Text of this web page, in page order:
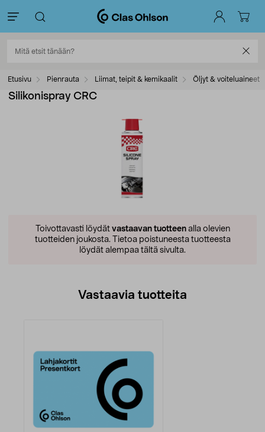
Etusivu Pienrauta Liimat, teipit & kemikaalit Öljyt & voiteluaineet
Silikonispray CRC
Toivottavasti löydät vastaavan tuotteenalla olevien
tuotteiden joukosta. Tietoa poistuneesta tuotteesta
löydät alempaa tältä sivulta.
Vastaavia tuotteita